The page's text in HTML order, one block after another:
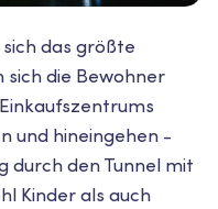
das größte
sich die Bewohner
und hineingehen -
durch den Tunnel mit
Kinder als auch